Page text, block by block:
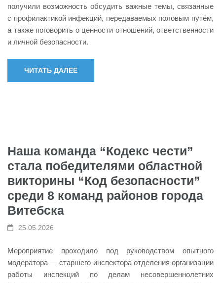
получили возможность обсудить важные темы, связанные
с профилактикой инфекций, передаваемых половым путём,
а также поговорить о ценности отношений, ответственности
и личной безопасности.
ЧИТАТЬ ДАЛЕЕ
Наша команда “Кодекс чести”
стала победителями областной
викторины “Код безопасности”
среди 8 команд районов города
Витебска
25.05.2026
Мероприятие проходило под руководством опытного
модератора — старшего инспектора отделения организации
работы инспекций по делам несовершеннолетних